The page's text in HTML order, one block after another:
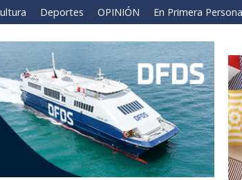
Deportes OPINIÓN En Primera Persona